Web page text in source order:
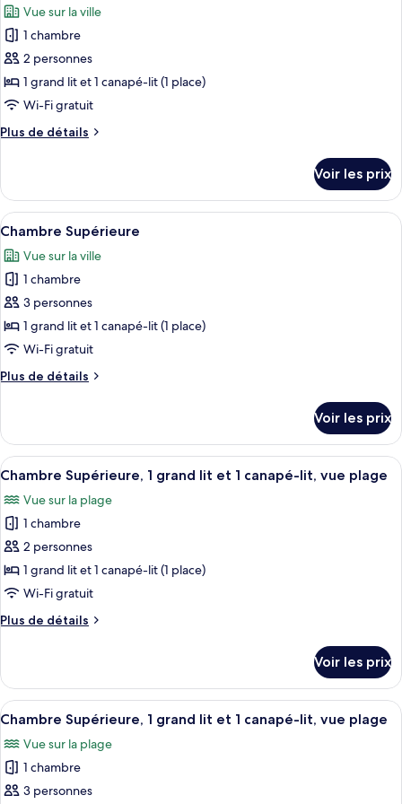
Chambre
Romantique
les
photos
pour
ce
type
chambre :
Vue sur la ville
1 chambre
2 personnes
1 grand lit et 1 canapé-lit (1 place)
Wi-Fi gratuit
Plus de détails
Plus
le
type
de
Chambre
Supérieure
Voir les prix
Afficher
toutes
les
photos
pour
ce
type
chambre :
Une chambre d’hôtel avec un grand
15
Chambre Supérieure
Vue sur la ville
1 chambre
3 personnes
1 grand lit et 1 canapé-lit (1 place)
Wi-Fi gratuit
Plus de détails
Plus
le
type
de
Chambre
Supérieure
Voir les prix
Afficher
toutes
les
photos
pour
ce
type
chambre :
grand
et
canapé-
Une chambre d’hôtel moderne
12
Chambre Supérieure, 1 grand lit et 1 canapé-lit, vue plage
Vue sur la plage
1 chambre
2 personnes
1 grand lit et 1 canapé-lit (1 place)
Wi-Fi gratuit
Plus de détails
Plus
le
type
de
Chambre
Supérieure,
grand
Voir les prix
Afficher
toutes
les
photos
pour
Une chambre d’hôtel moderne
12
Chambre Supérieure, 1 grand lit et 1 canapé-lit, vue plage
Vue sur la plage
1 chambre
3 personnes